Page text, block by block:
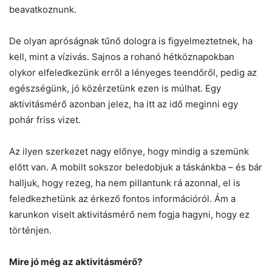
beavatkoznunk.
De olyan apróságnak tűnő dologra is figyelmeztetnek, ha
kell, mint a vízivás. Sajnos a rohanó hétköznapokban
olykor elfeledkezünk erről a lényeges teendőről, pedig az
egészségünk, jó közérzetünk ezen is múlhat. Egy
aktivitásmérő azonban jelez, ha itt az idő meginni egy
pohár friss vizet.
Az ilyen szerkezet nagy előnye, hogy mindig a szemünk
előtt van. A mobilt sokszor beledobjuk a táskánkba – és bár
halljuk, hogy rezeg, ha nem pillantunk rá azonnal, el is
feledkezhetünk az érkező fontos információról. Ám a
karunkon viselt aktivitásmérő nem fogja hagyni, hogy ez
történjen.
Mire jó még az aktivitásmérő?